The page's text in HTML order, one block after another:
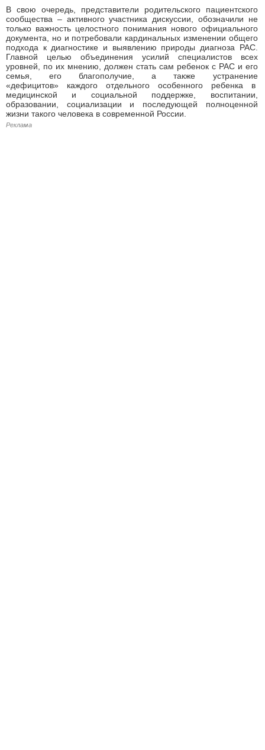
В свою очередь, представители родительского пациентского
сообщества – активного участника дискуссии, обозначили не
только важность целостного понимания нового официального
документа, но и потребовали кардинальных изменении общего
подхода к диагностике и выявлению природы диагноза РАС.
Главной целью объединения усилий специалистов всех
уровней, по их мнению, должен стать сам ребенок с РАС и его
семья, его благополучие, а также устранение
«дефицитов» каждого отдельного особенного ребенка в
медицинской и социальной поддержке, воспитании,
образовании, социализации и последующей полноценной
жизни такого человека в современной России.
Реклама